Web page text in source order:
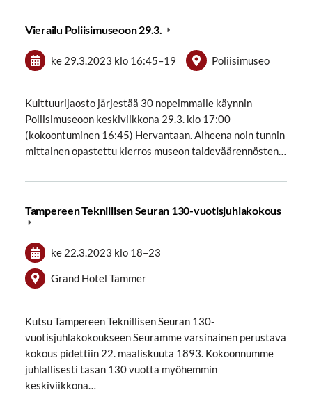
Vierailu Poliisimuseoon 29.3.
ke 29.3.2023 klo 16:45–19 Poliisimuseo
Kulttuurijaosto järjestää 30 nopeimmalle käynnin
Poliisimuseoon keskiviikkona 29.3. klo 17:00
(kokoontuminen 16:45) Hervantaan. Aiheena noin tunnin
mittainen opastettu kierros museon taideväärennösten…
Tampereen Teknillisen Seuran 130-vuotisjuhlakokous
ke 22.3.2023 klo 18–23
Grand Hotel Tammer
Kutsu Tampereen Teknillisen Seuran 130-
vuotisjuhlakokoukseen Seuramme varsinainen perustava
kokous pidettiin 22. maaliskuuta 1893. Kokoonnumme
juhlallisesti tasan 130 vuotta myöhemmin
keskiviikkona…